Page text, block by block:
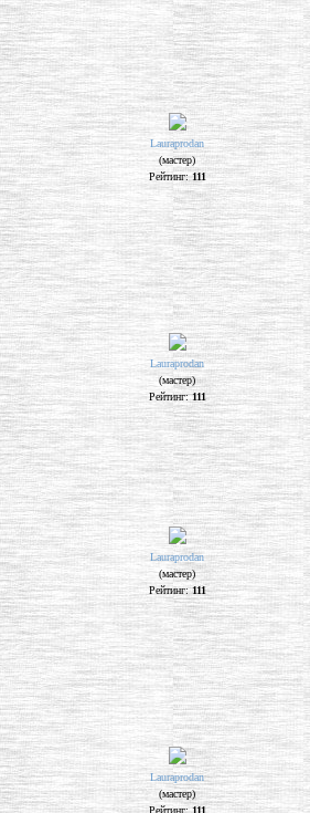
Lauraprodan
(мастер)
Рейтинг:111
Lauraprodan
(мастер)
Рейтинг:111
Lauraprodan
(мастер)
Рейтинг:111
Lauraprodan
(мастер)
Рейтинг:111